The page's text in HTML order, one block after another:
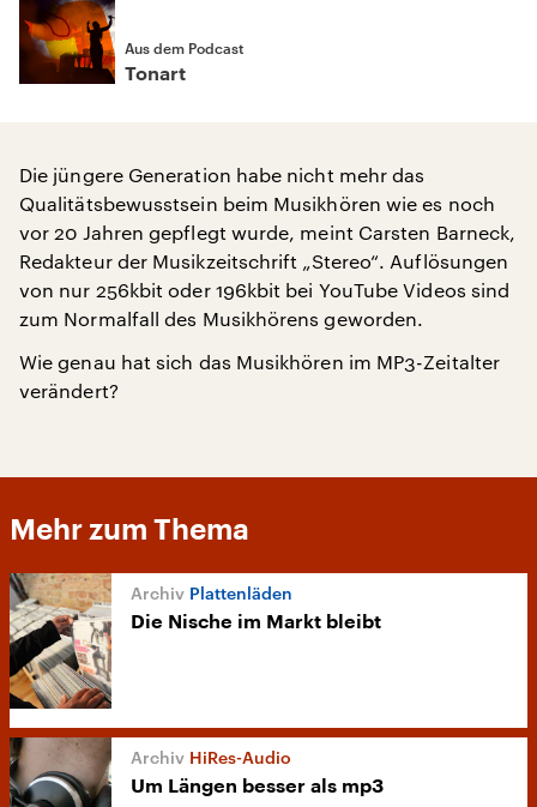
Aus dem Podcast
Tonart
Die jüngere Generation habe nicht mehr das
Qualitätsbewusstsein beim Musikhören wie es noch
vor 20 Jahren gepflegt wurde, meint Carsten Barneck,
Redakteur der Musikzeitschrift „Stereo“. Auflösungen
von nur 256kbit oder 196kbit bei YouTube Videos sind
zum Normalfall des Musikhörens geworden.
Wie genau hat sich das Musikhören im MP3-Zeitalter
verändert?
Mehr zum Thema
Plattenläden
Die Nische im Markt bleibt
HiRes-Audio
Um Längen besser als mp3